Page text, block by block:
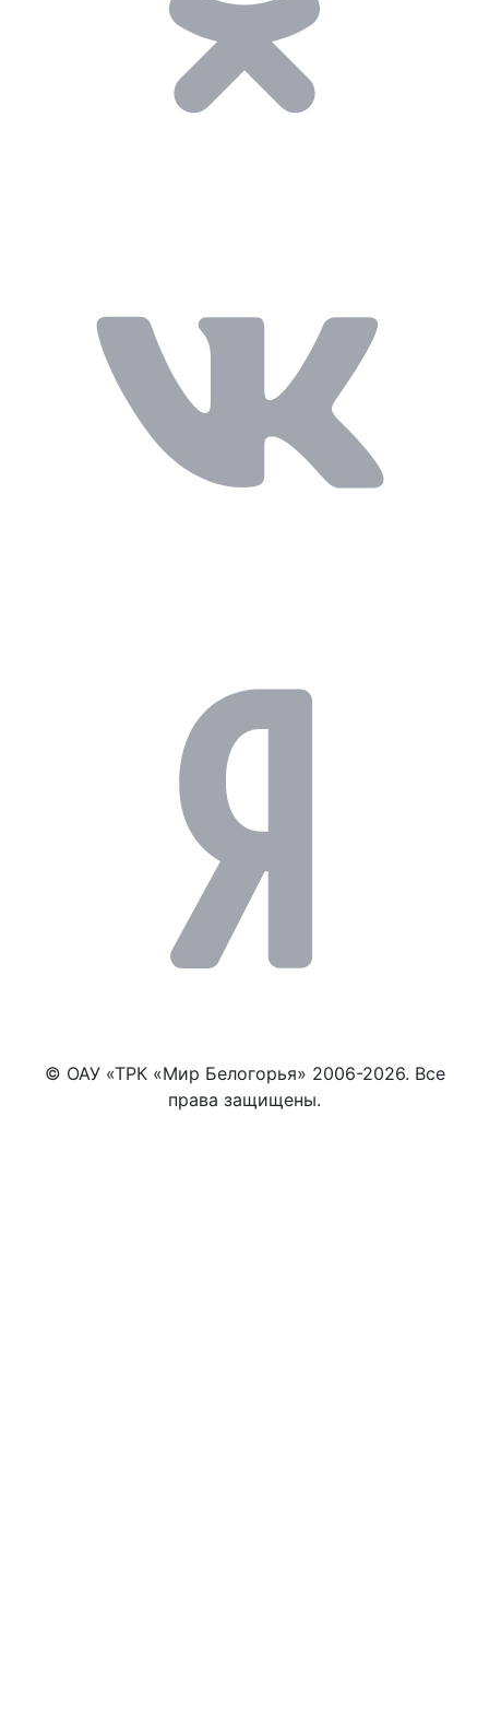
© ОАУ «ТРК «Мир Белогорья» 2006-2026. Все
права защищены.